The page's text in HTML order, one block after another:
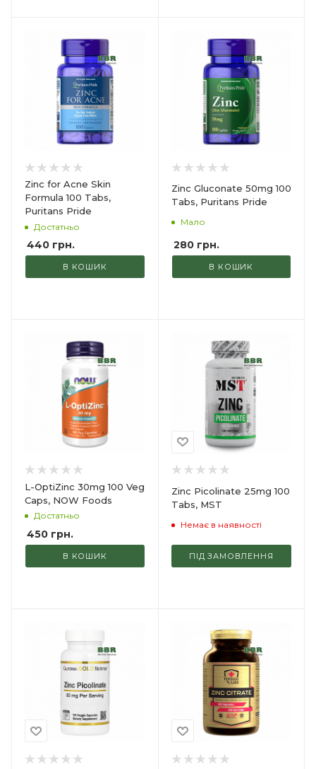
Zinc for Acne Skin
Formula 100 Tabs,
Puritans Pride
Достатньо
440 грн.
В КОШИК
Zinc Gluconate 50mg 100
Tabs, Puritans Pride
Мало
280грн.
В КОШИК
L-OptiZinc 30mg 100 Veg
Caps, NOW Foods
Достатньо
450 грн.
В КОШИК
Zinc Picolinate 25mg 100
Tabs, MST
Немає в наявності
ПІД ЗАМОВЛЕННЯ